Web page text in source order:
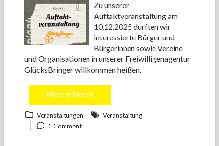
Zu unserer
Auftaktveranstaltung am
10.12.2025 durften wir
interessierte Bürger und
Bürgerinnen sowie Vereine
und Organisationen in unserer Freiwilligenagentur
GlücksBringer willkommen heißen.
Mehr erfahren
Veranstaltungen
Veranstaltung
1 Comment